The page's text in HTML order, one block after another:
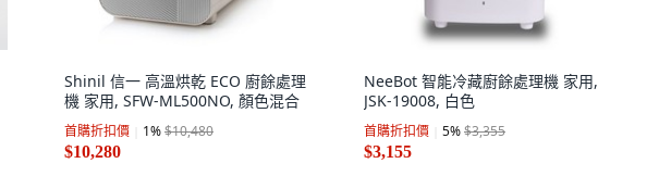
Shinil 信一 高溫烘乾 ECO 廚餘處理
機 家用, SFW-ML500NO, 顏色混合
首購折扣價 1%$10,480
$10,280
NeeBot 智能冷藏廚餘處理機 家用,
JSK-19008, 白色
首購折扣價 5%$3,355
$3,155